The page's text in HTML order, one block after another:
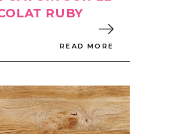
RUBY
READ MORE